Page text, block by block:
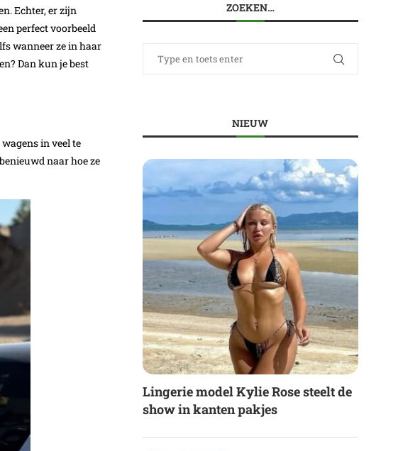
Echter, er zijn
perfect voorbeeld
wanneer ze in haar
Dan kun je best
in veel te
naar hoe ze
ZOEKEN…
NIEUW
Lingerie model Kylie Rose steelt de
show in kanten pakjes